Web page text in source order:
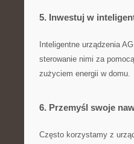
5. Inwestuj⁤ w
Inteligentne urządzenia
sterowanie nimi za
zużyciem energii w​ domu.
6. Przemyśl swoje
Często korzystamy z⁣